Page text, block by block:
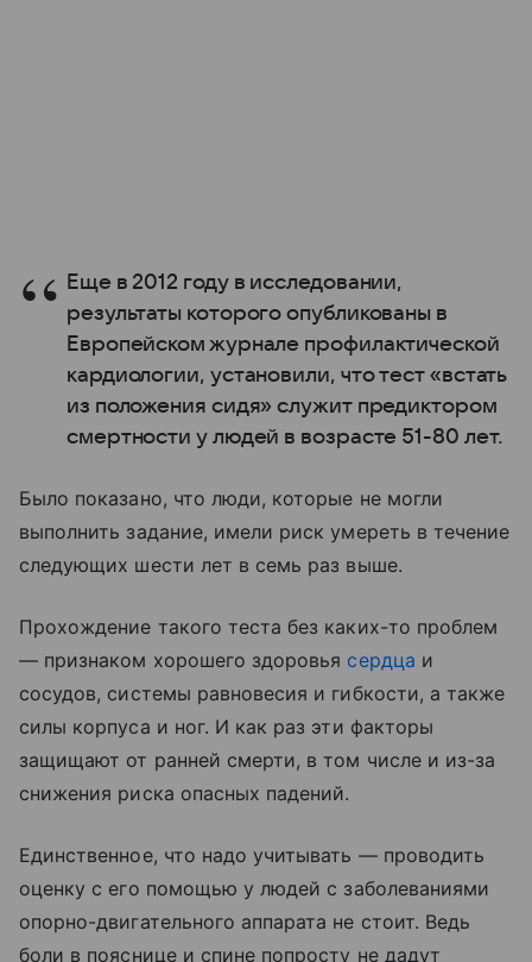
Еще в 2012 году в исследовании,
результаты которого опубликованы в
Европейском журнале профилактической
кардиологии, установили, что тест «встать
из положения сидя» служит предиктором
смертности у людей в возрасте 51-80 лет.
Было показано, что люди, которые не могли
выполнить задание, имели риск умереть в течение
следующих шести лет в семь раз выше.
Прохождение такого теста без каких-то проблем
— признаком хорошего здоровья сердца и
сосудов, системы равновесия и гибкости, а также
силы корпуса и ног. И как раз эти факторы
защищают от ранней смерти, в том числе и из-за
снижения риска опасных падений.
Единственное, что надо учитывать — проводить
оценку с его помощью у людей с заболеваниями
опорно-двигательного аппарата не стоит. Ведь
боли в пояснице и спине попросту не дадут